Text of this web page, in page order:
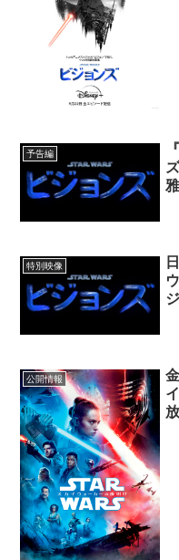
予告編
特別映像
公開情報